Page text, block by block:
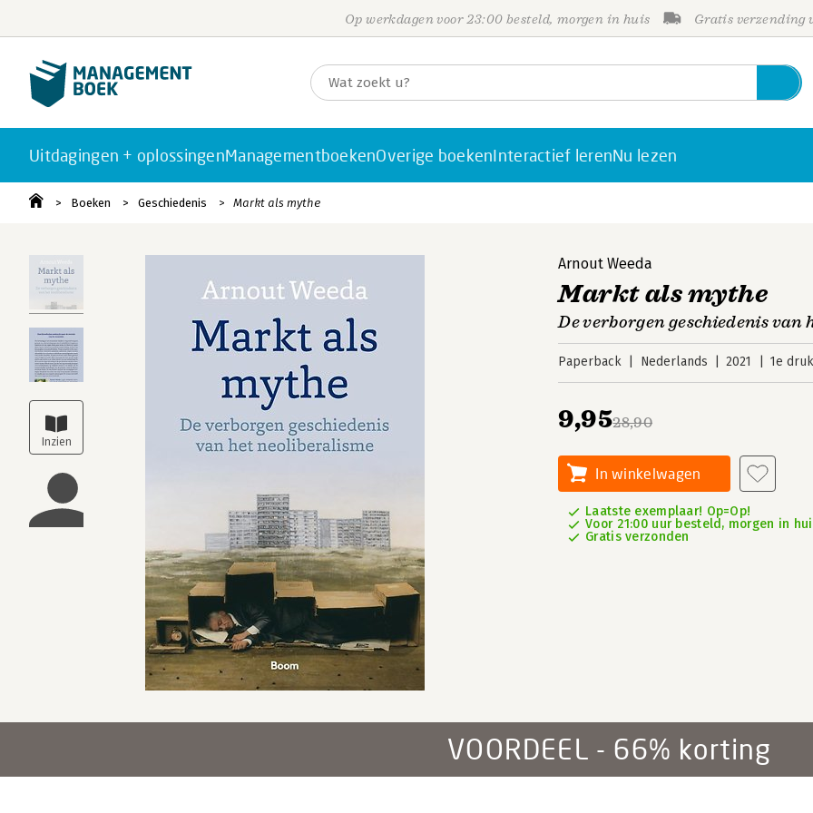
Op werkdagen voor 23:00 besteld, morgen in huis Gratis verzending
Uitdagingen + oplossingenManagementboekenOverige boekenInteractief lerenNu lezen
Boeken Geschiedenis Markt als mythe
Arnout Weeda
Markt als mythe
De verborgen geschiedenis
Paperback Nederlands 2021 1e druk
28,90
9,95
In winkelwagen
Laatste exemplaar! Op=Op!
Voor 21:00 uur besteld, morgen in
Gratis verzonden
VOORDEEL - 66% korting